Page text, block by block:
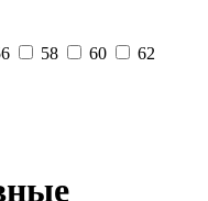
58 60
62